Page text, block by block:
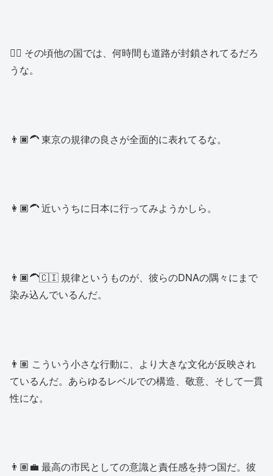
👱‍♂️ その頃他の国では、何時間も道路が封鎖されてるだろ
うな。
👨🏿‍🦱 東京の規律の良さが全面的に表れてるな。
👩🏿‍🦱 近いうちに日本に行ってみようかしら。
👨🏿‍🦱🇨🇮 規律というものが、彼らのDNAの隅々にまで
染み込んでいるんだ。
👨🏽 こういう小さな行動に、より大きな文化が反映され
ているんだ。あらゆるレベルでの構造、敬意、そして一貫
性にな。
👨🏽‍💼 最高の市民としての意識と責任感を持つ国だ。彼